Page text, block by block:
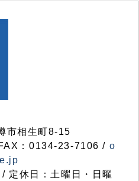
市相生町8-15
：0134-23-7106 / o
定休日：土曜日・日曜